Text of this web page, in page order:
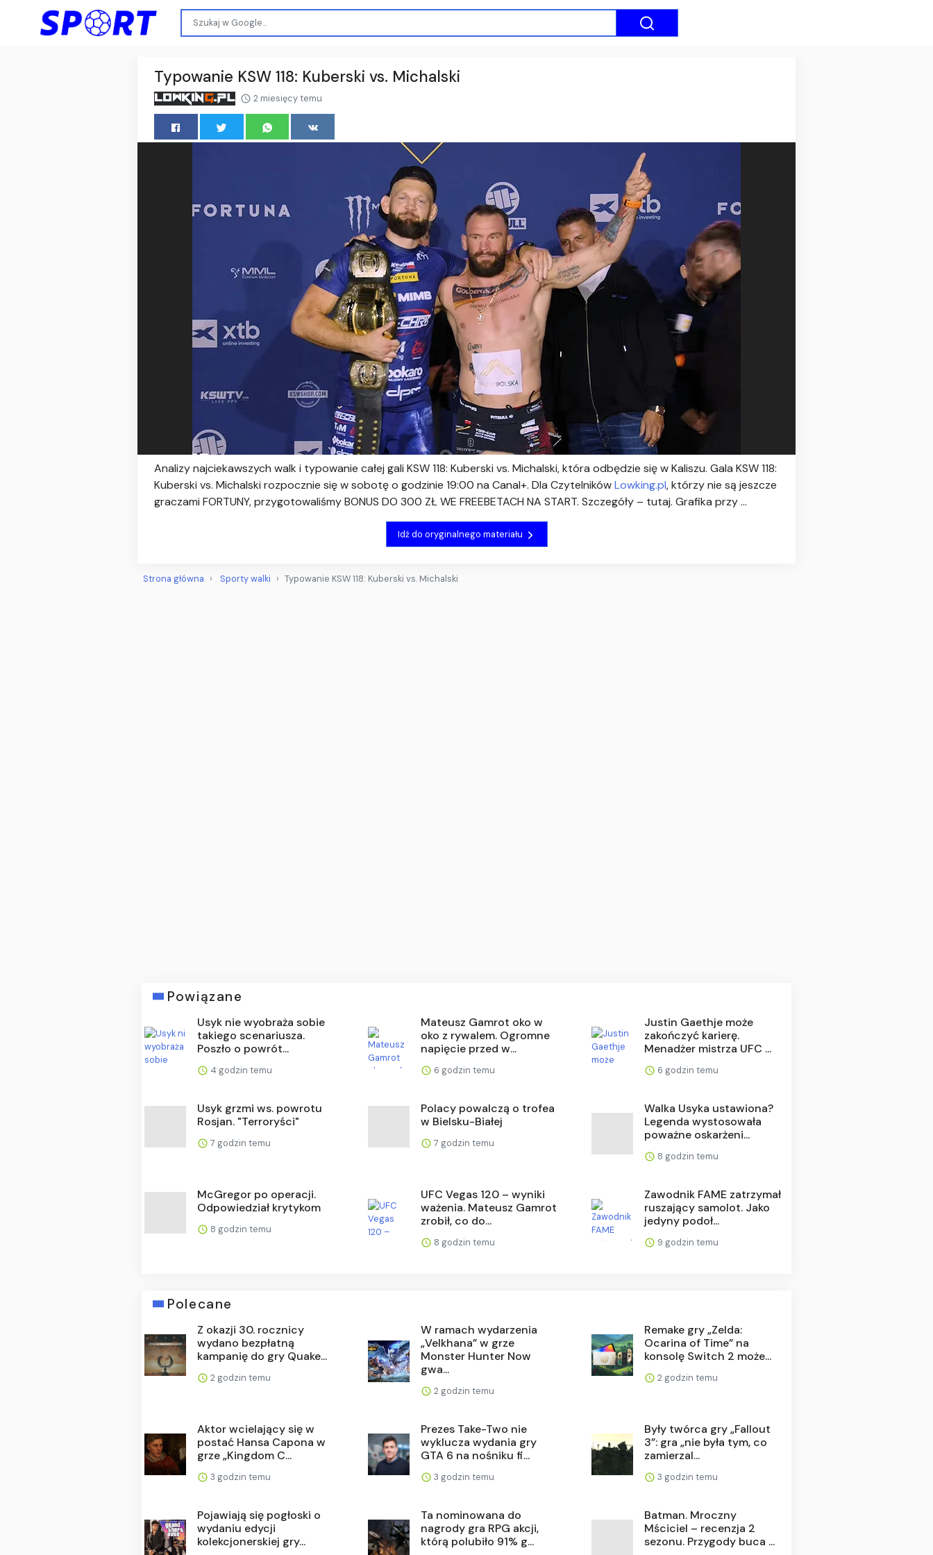
Typowanie KSW 118: Kuberski vs. Michalski
2 miesięcy temu
Analizy najciekawszych walk i typowanie całej gali KSW 118: Kuberski vs. Michalski, która odbędzie się w Kaliszu. Gala KSW 118:
Kuberski vs. Michalski rozpocznie się w sobotę o godzinie 19:00 na Canal+. Dla CzytelnikówLowking.pl, którzy nie są jeszcze
graczami FORTUNY, przygotowaliśmy BONUS DO 300 ZŁ WE FREEBETACH NA START. Szczegóły – tutaj. Grafika przy …
Idź do oryginalnego materiału
Strona główna Sporty walki Typowanie KSW 118: Kuberski vs. Michalski
Powiązane
Usyk nie wyobraża sobie
takiego scenariusza.
Poszło o powrót...
4 godzin temu
Mateusz Gamrot oko w
oko z rywalem. Ogromne
napięcie przed w...
6 godzin temu
Justin Gaethje może
zakończyć karierę.
Menadżer mistrza UFC ...
6 godzin temu
Usyk grzmi ws. powrotu
Rosjan. "Terroryści"
7 godzin temu
Polacy powalczą o trofea
w Bielsku-Białej
7 godzin temu
Walka Usyka ustawiona?
Legenda wystosowała
poważne oskarżeni...
8 godzin temu
McGregor po operacji.
Odpowiedział krytykom
8 godzin temu
UFC Vegas 120 – wyniki
ważenia. Mateusz Gamrot
zrobił, co do...
8 godzin temu
Zawodnik FAME zatrzymał
ruszający samolot. Jako
jedyny podoł...
9 godzin temu
Polecane
Z okazji 30. rocznicy
wydano bezpłatną
kampanię do gry Quake...
2 godzin temu
W ramach wydarzenia
„Velkhana” w grze
Monster Hunter Now
gwa...
2 godzin temu
Remake gry „Zelda:
Ocarina of Time” na
konsolę Switch 2 może...
2 godzin temu
Aktor wcielający się w
postać Hansa Capona w
grze „Kingdom C...
3 godzin temu
Prezes Take-Two nie
wyklucza wydania gry
GTA 6 na nośniku fi...
3 godzin temu
Były twórca gry „Fallout
3”: gra „nie była tym, co
zamierzal...
3 godzin temu
Pojawiają się pogłoski o
wydaniu edycji
kolekcjonerskiej gry...
Ta nominowana do
nagrody gra RPG akcji,
którą polubiło 91% g...
Batman. Mroczny
Mściciel – recenzja 2
sezonu. Przygody buca ...